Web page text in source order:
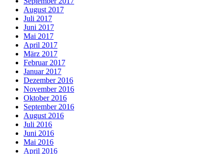
August 2017
Juli 2017
Juni 2017
Mai 2017
April 2017
März 2017
Februar 2017
Januar 2017
Dezember 2016
November 2016
Oktober 2016
September 2016
August 2016
Juli 2016
Juni 2016
Mai 2016
April 2016